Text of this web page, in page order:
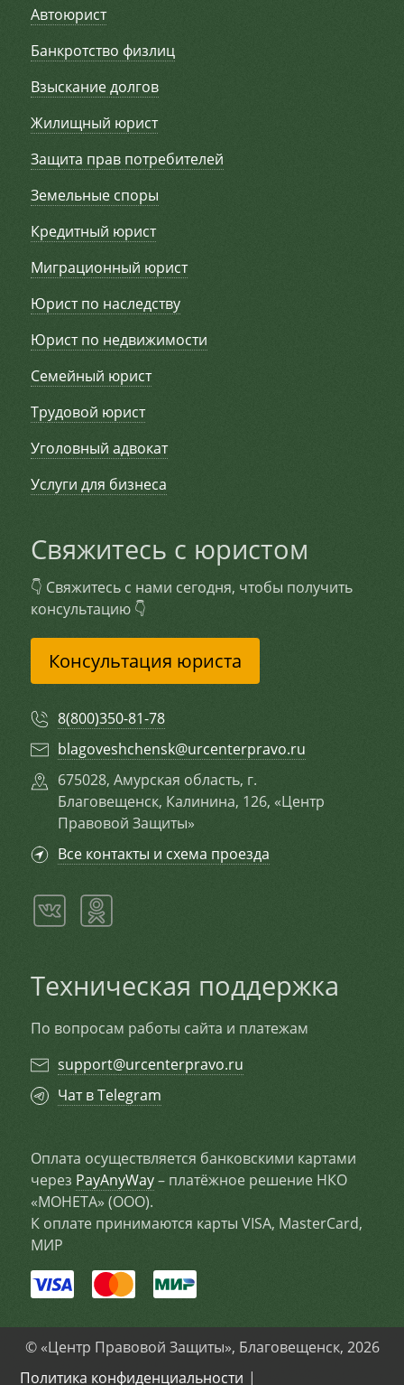
Автоюрист
Банкротство физлиц
Взыскание долгов
Жилищный юрист
Защита прав потребителей
Земельные споры
Кредитный юрист
Миграционный юрист
Юрист по наследству
Юрист по недвижимости
Семейный юрист
Трудовой юрист
Уголовный адвокат
Услуги для бизнеса
Свяжитесь с юристом
👇 Свяжитесь с нами сегодня, чтобы получить
консультацию 👇
Консультация юриста
8(800)350-81-78
blagoveshchensk@urcenterpravo.ru
675028, Амурская область, г.
Благовещенск, Калинина, 126, «Центр
Правовой Защиты»
Все контакты и схема проезда
Техническая поддержка
По вопросам работы сайта и платежам
support@urcenterpravo.ru
Чат в Telegram
Оплата осуществляется банковскими картами
через PayAnyWay– платёжное решение НКО
«МОНЕТА» (ООО).
К оплате принимаются карты VISA, MasterCard,
МИР
© «Центр Правовой Защиты», Благовещенск, 2026
Политика конфиденциальности